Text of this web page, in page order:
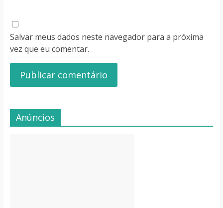
Salvar meus dados neste navegador para a próxima
vez que eu comentar.
Anúncios